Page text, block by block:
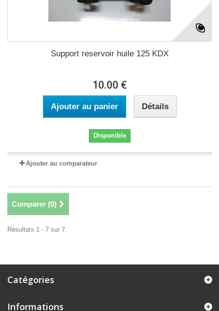
Support reservoir huile 125 KDX
10.00 €
Ajouter au panier Détails
Disponible
Ajouter au comparateur
Comparer (0)
Résultats 1 - 7 sur 7.
Catégories
Informations